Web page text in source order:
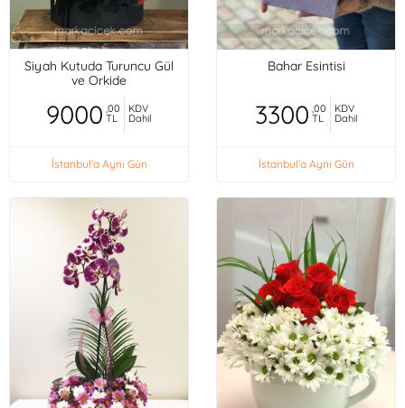
Siyah Kutuda Turuncu Gül
ve Orkide
9000 ,00
TL
KDV
Dahil
İstanbul'a Aynı Gün
Bahar Esintisi
3300 ,00
TL
KDV
Dahil
İstanbul'a Aynı Gün